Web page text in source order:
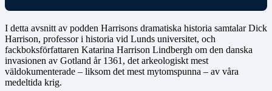
I detta avsnitt av podden Harrisons dramatiska historia samtalar Dick
Harrison, professor i historia vid Lunds universitet, och
fackboksförfattaren Katarina Harrison Lindbergh om den danska
invasionen av Gotland år 1361, det arkeologiskt mest
väldokumenterade – liksom det mest mytomspunna – av våra
medeltida krig.